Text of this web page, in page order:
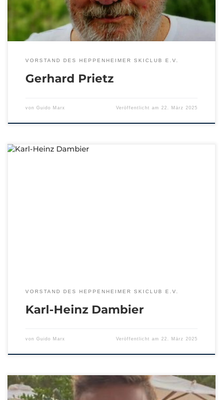
VORSTAND DES HEPPENHEIMER SKICLUB E.V.
Gerhard Prietz
von Guido Marx Veröffentlicht am 22. März 2025
VORSTAND DES HEPPENHEIMER SKICLUB E.V.
Karl-Heinz Dambier
von Guido Marx Veröffentlicht am 22. März 2025